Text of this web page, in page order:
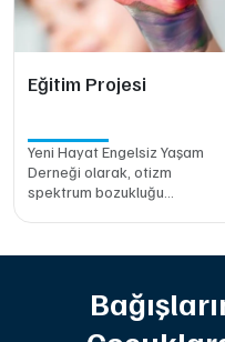
Eğitim Projesi
Yeni Hayat Engelsiz Yaşam
Derneği olarak, otizm
spektrum bozukluğu
oluşturmak amacıyla
Farkındalık Projesi ile
toplumun her kesi